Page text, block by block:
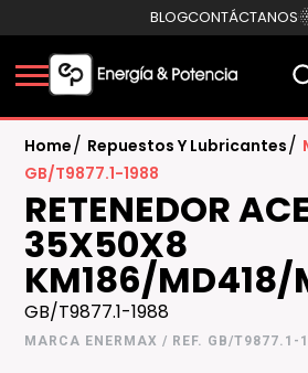
BLOGCONTÁCTANOS
Home/ Repuestos Y Lubricantes/
GB/T9877.1-1988
RETENEDOR
35X50X8
KM186/
GB/T9877.1-1988
MARCA ENERMAX / REF. GB/T9877.1-